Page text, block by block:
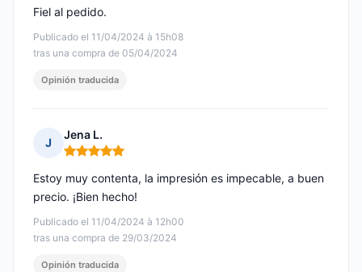
Publicado el 11/04/2024 à 15h08
tras una compra de 05/04/2024
Fiel al pedido.
Opinión traducida
J
Jena L.
Nota: 5 de 5
Publicado el 11/04/2024 à 12h00
tras una compra de 29/03/2024
Estoy muy contenta, la impresión es impecable, a buen
precio. ¡Bien hecho!
Opinión traducida